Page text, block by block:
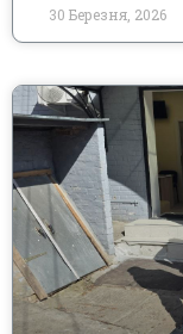
30 Березня, 2026